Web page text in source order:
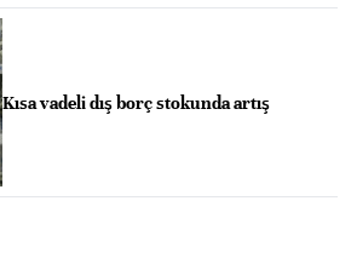
Kısa vadeli dış borç stokunda artış